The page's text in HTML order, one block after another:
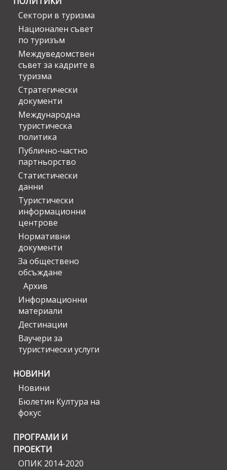
Сектори в туризма
Национален съвет
по туризъм
Междуведомствен
съвет за кадрите в
туризма
Стратегически
документи
Международна
туристическа
политика
Публично-частно
партньорство
Статистически
данни
Туристически
информационни
центрове
Нормативни
документи
За обществено
обсъждане
Архив
Информационни
материали
Дестинации
Ваучери за
туристически услуги
НОВИНИ
Новини
Бюлетин Култура на
фокус
ПРОГРАМИ И
ПРОЕКТИ
ОПИК 2014-2020